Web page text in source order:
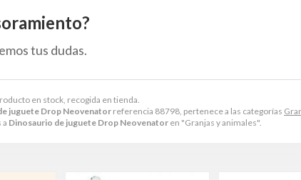
en stock, recogida en tienda.
juguete Drop Neovenator referencia 88798, pertenece a las categorías
a Dinosaurio de juguete Drop Neovenator en "Granjas y animales".
tus dudas.